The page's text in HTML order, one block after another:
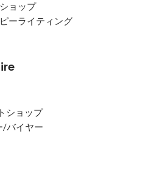
ョップ
ーライティング
ショップ
/バイヤー